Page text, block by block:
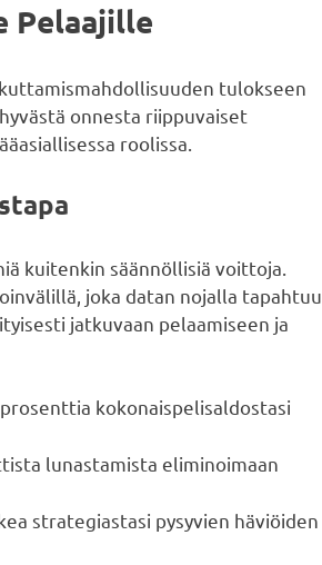
Pelaajille
tulokseen
onnesta riippuvaiset
roolissa.
kuitenkin säännöllisiä voittoja.
joka datan nojalla tapahtuu
jatkuvaan pelaamiseen ja
kokonaispelisaldostasi
lunastamista eliminoimaan
strategiastasi pysyvien häviöiden